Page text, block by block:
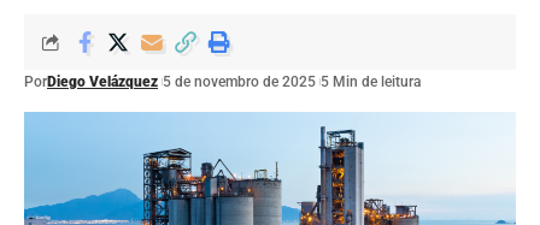
PorDiego Velázquez 5 de novembro de 2025 5 Min de leitura